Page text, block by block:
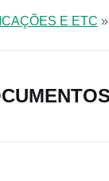
E ETC »